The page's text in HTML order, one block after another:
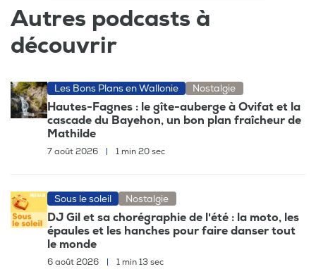
Autres podcasts à
découvrir
Les Bons Plans en Wallonie Nostalgie
Hautes-Fagnes : le gîte-auberge à Ovifat et la
cascade du Bayehon, un bon plan fraîcheur de
Mathilde
7 août 2026 1 min 20 sec
Sous le soleil Nostalgie
DJ Gil et sa chorégraphie de l'été : la moto, les
épaules et les hanches pour faire danser tout
le monde
6 août 2026 1 min 13 sec